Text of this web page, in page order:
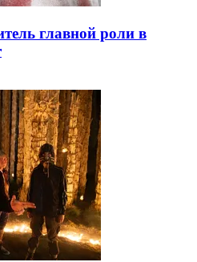
главной роли в